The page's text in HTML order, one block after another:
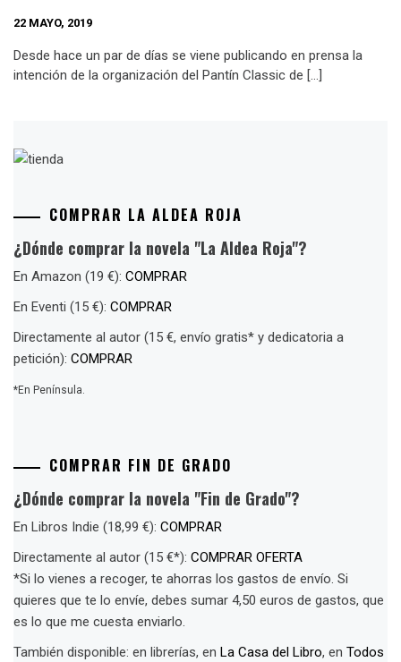
22 MAYO, 2019
Desde hace un par de días se viene publicando en prensa la
intención de la organización del Pantín Classic de […]
COMPRAR LA ALDEA ROJA
¿Dónde comprar la novela "La Aldea Roja"?
En Amazon (19 €): COMPRAR
En Eventi (15 €): COMPRAR
Directamente al autor (15 €, envío gratis* y dedicatoria a
petición): COMPRAR
*En Península.
COMPRAR FIN DE GRADO
¿Dónde comprar la novela "Fin de Grado"?
En Libros Indie (18,99 €): COMPRAR
Directamente al autor (15 €*): COMPRAR OFERTA
*Si lo vienes a recoger, te ahorras los gastos de envío. Si
quieres que te lo envíe, debes sumar 4,50 euros de gastos, que
es lo que me cuesta enviarlo.
También disponible: en librerías, en La Casa del Libro, en Todos